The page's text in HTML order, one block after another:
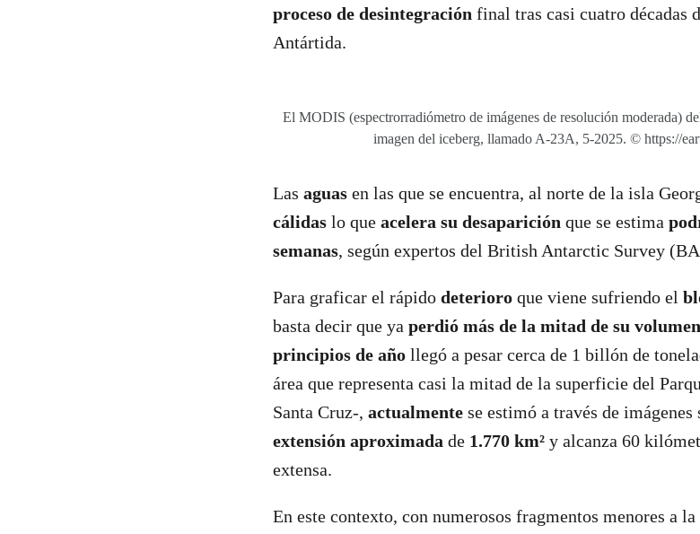
proceso de desintegración final tras casi cuatro décadas
Antártida.
El MODIS (espectrorradiómetro de imágenes de resolución moderada)
imagen del iceberg, llamado A-23A, 5-2025. © https://
Las aguas en las que se encuentra, al norte de la isla
cálidas lo que acelera su desaparición que se estima
semanas, según expertos del British Antarctic Survey
Para graficar el rápido deterioro que viene sufriendo el
basta decir que ya perdió más de la mitad de su
principios de año llegó a pesar cerca de 1 billón de
área que representa casi la mitad de la superficie del
Santa Cruz-, actualmente se estimó a través de
extensión aproximada de 1.770 km² y alcanza 60
extensa.
En este contexto, con numerosos fragmentos menores a